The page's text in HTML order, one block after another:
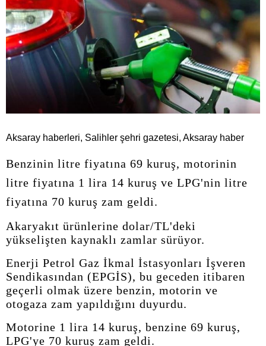
Aksaray haberleri, Salihler şehri gazetesi, Aksaray haber
Benzinin litre fiyatına 69 kuruş, motorinin
litre fiyatına 1 lira 14 kuruş ve LPG'nin litre
fiyatına 70 kuruş zam geldi.
Akaryakıt ürünlerine dolar/TL'deki
yükselişten kaynaklı zamlar sürüyor.
Enerji Petrol Gaz İkmal İstasyonları İşveren
Sendikasından (EPGİS), bu geceden itibaren
geçerli olmak üzere benzin, motorin ve
otogaza zam yapıldığını duyurdu.
Motorine 1 lira 14 kuruş, benzine 69 kuruş,
LPG'ye 70 kuruş zam geldi.